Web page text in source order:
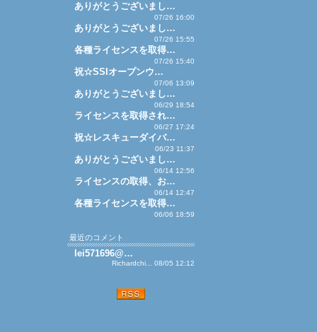
ありがとうございまし…
07/26 16:00
ありがとうございまし…
07/26 15:55
各種ライセンスを取得…
07/26 15:40
祝☆SSIオープンウ…
07/06 13:09
ありがとうございまし…
06/29 18:54
ライセンスを取得され…
06/27 17:24
祝☆レスキューダイバ…
06/23 11:37
ありがとうございまし…
06/14 12:56
ライセンスの取得、お…
06/14 12:47
各種ライセンスを取得…
06/06 18:59
最近のコメント
lei571696@…
Richardchi... 08/05 12:12